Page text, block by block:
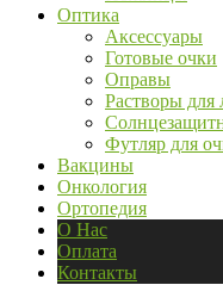
Оптика
Аксессуары
Готовые очки
Оправы
Растворы для
Футляр для
Вакцины
Онкология
Ортопедия
О Нас
Оплата
Контакты